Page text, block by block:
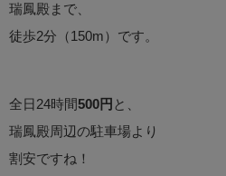
瑞鳳殿まで、
徒歩2分（150m）です。
全日24時間500円 と、
瑞鳳殿周辺の駐車場より
割安ですね！